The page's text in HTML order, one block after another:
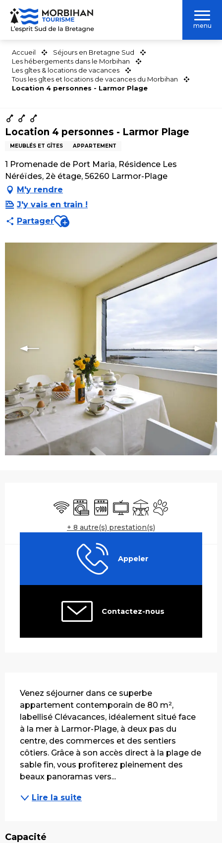
Aller
contenu
menu
Accueil
Séjours en Bretagne Sud
Les hébergements dans le Morbihan
Les gîtes & locations de vacances
Tous les gîtes et locations de vacances du Morbihan
Location 4 personnes - Larmor Plage
Location 4 personnes - Larmor Plage
MEUBLÉS ET GÎTES APPARTEMENT
1 Promenade de Port Maria, Résidence Les
Néréïdes, 2è étage, 56260 Larmor-Plage
M'y rendre
J'y vais en train !
PartagerAjouter aux favoris
WiFi Lave lingeLave vaisselle
TélévisionTerrasseAnimaux
+ 8 autre(s) prestation(s)
Appeler
Contactez-nous
Venez séjourner dans ce superbe
appartement contemporain de 80 m²,
labellisé Clévacances, idéalement situé face
à la mer à Larmor-Plage, à deux pas du
centre, des commerces et des sentiers
côtiers. Grâce à son accès direct à la plage de
sable fin, vous profiterez pleinement des
beaux panoramas vers...
Lire la suite
Capacité